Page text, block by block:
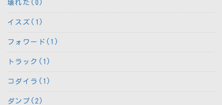
壊れた(0)
イスズ(1)
フォワード(1)
トラック(1)
コダイラ(1)
ダンプ(2)